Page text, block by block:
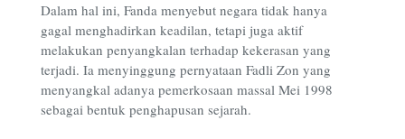
Dalam hal ini, Fanda menyebut negara tidak hanya
gagal menghadirkan keadilan, tetapi juga aktif
melakukan penyangkalan terhadap kekerasan yang
terjadi. Ia menyinggung pernyataan Fadli Zon yang
menyangkal adanya pemerkosaan massal Mei 1998
sebagai bentuk penghapusan sejarah.